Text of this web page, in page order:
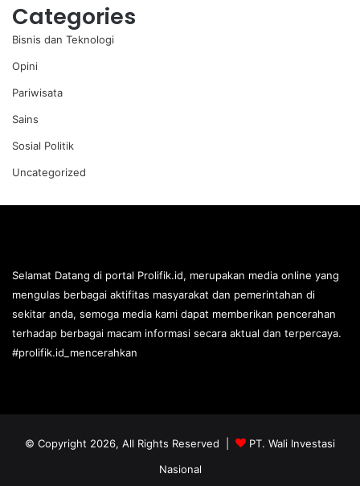
Categories
Bisnis dan Teknologi
Opini
Pariwisata
Sains
Sosial Politik
Uncategorized
Selamat Datang di portal Prolifik.id, merupakan media online yang
mengulas berbagai aktifitas masyarakat dan pemerintahan di
sekitar anda, semoga media kami dapat memberikan pencerahan
terhadap berbagai macam informasi secara aktual dan terpercaya.
#prolifik.id_mencerahkan
© Copyright 2026, All Rights Reserved |
PT. Wali Investasi
Nasional